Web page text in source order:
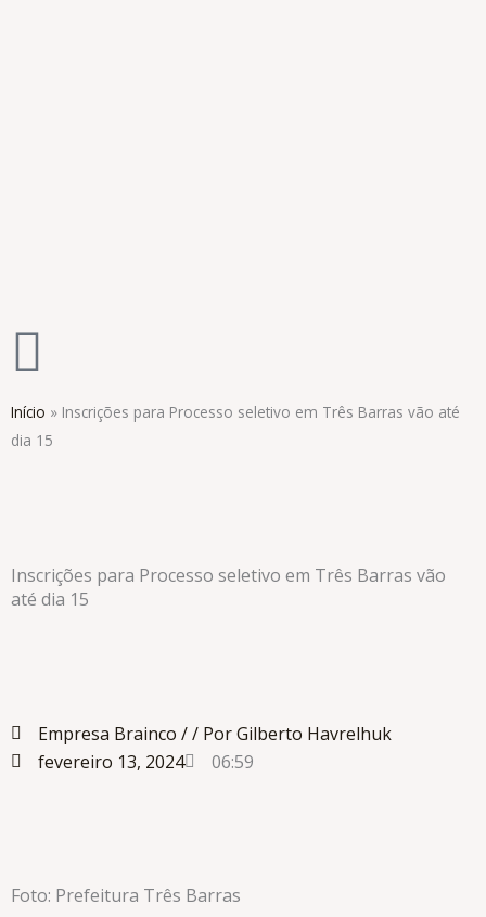
Início » Inscrições para Processo seletivo em Três Barras vão até
dia 15
Inscrições para Processo seletivo em Três Barras vão
até dia 15
Empresa Brainco // Por Gilberto Havrelhuk
fevereiro 13, 2024
06:59
Foto: Prefeitura Três Barras